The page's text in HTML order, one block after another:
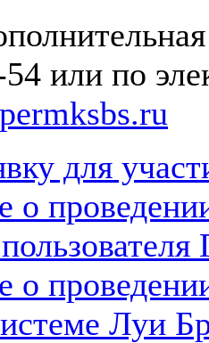
или по
для
о
о
Луи